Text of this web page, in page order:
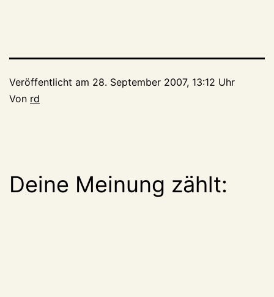
Veröffentlicht am 28. September 2007, 13:12 Uhr
Von rd
Deine Meinung zählt: